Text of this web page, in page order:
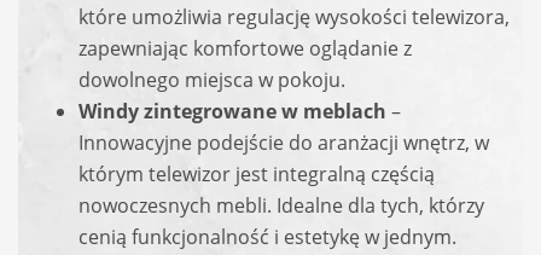
które umożliwia regulację wysokości telewizora,
zapewniając komfortowe oglądanie z
dowolnego miejsca w pokoju.
Windy zintegrowane w meblach –
Innowacyjne podejście do aranżacji wnętrz, w
którym telewizor jest integralną częścią
nowoczesnych mebli. Idealne dla tych, którzy
cenią funkcjonalność i estetykę w jednym.